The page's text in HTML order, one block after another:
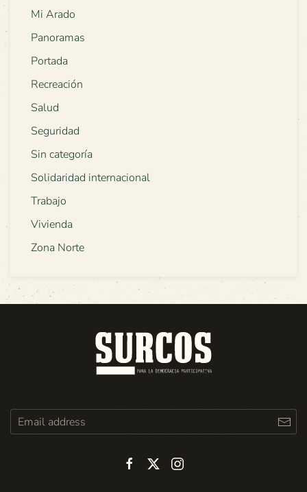
Mi Arado
Panoramas
Portada
Recreación
Salud
Seguridad
Sin categoría
Solidaridad internacional
Trabajo
Vivienda
Zona Norte